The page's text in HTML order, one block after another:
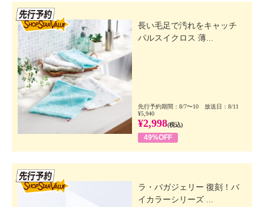
長い毛足で汚れをキャッチ
パルスイクロス 薄...
先行予約期間：8/7〜10 放送日：8/11
¥5,940
¥2,998(税込)
49%OFF
ラ・バガジェリー 復刻！バ
イカラーシリーズ ...